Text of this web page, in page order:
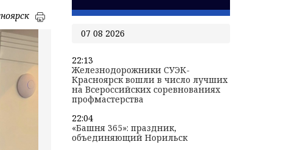
07 08 2026
22:13
Железнодорожники СУЭК-
Красноярск вошли в число лучших
на Всероссийских соревнованиях
профмастерства
22:04
«Башня 365»: праздник,
объединяющий Норильск